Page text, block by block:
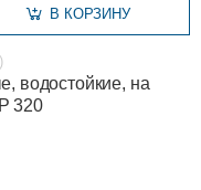
В КОРЗИНУ
водостойкие, на
320